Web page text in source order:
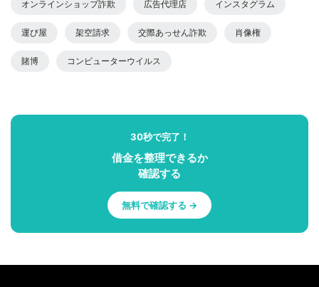
オンラインショップ詐欺 広告代理店 インスタグラム
運び屋 架空請求 交際あっせん詐欺 肖像権
賭博 コンピューターウイルス
30秒で完了！
借金を整理できるか
確認する
無料で確認する →